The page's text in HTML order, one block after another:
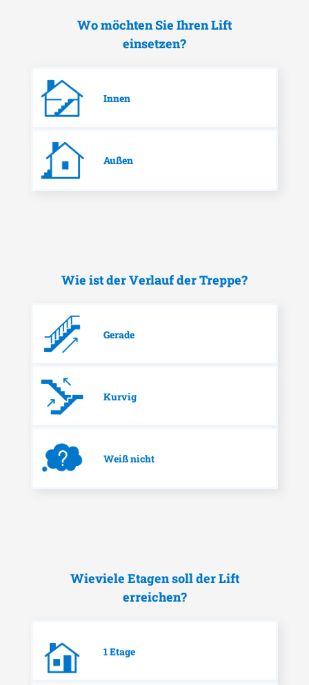
Wo möchten Sie Ihren Lift
einsetzen?
Innen
Außen
Wie ist der Verlauf der Treppe?
Gerade
Kurvig
Weiß nicht
Wieviele Etagen soll der Lift
erreichen?
1 Etage